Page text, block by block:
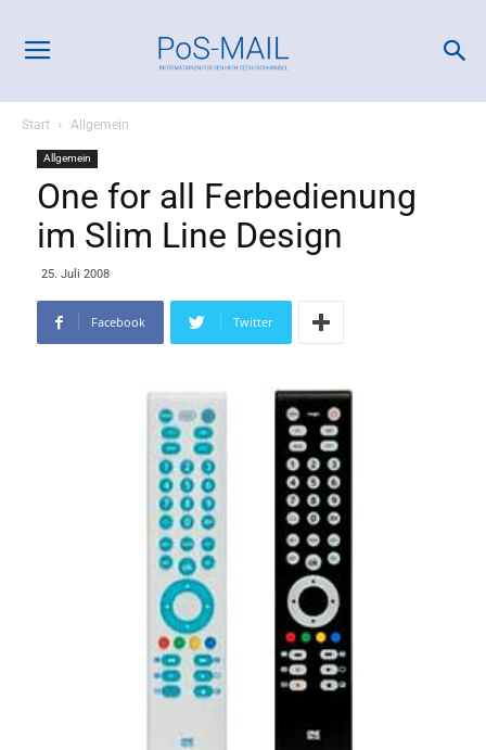
Start Allgemein
Allgemein
One for all Ferbedienung
im Slim Line Design
25. Juli 2008
Facebook Twitter